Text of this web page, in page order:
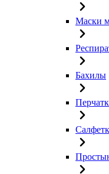
Маски
Бахилы